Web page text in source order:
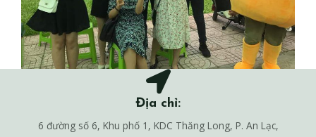
Địa chỉ:
6 đường số 6, Khu phố 1, KDC Thăng Long, P. An Lạc,